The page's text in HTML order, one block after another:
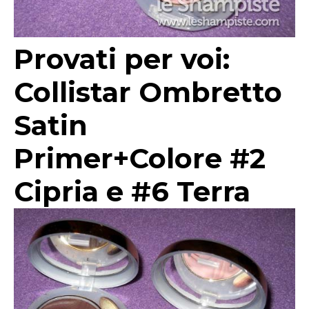
Provati per voi:
Collistar Ombretto
Satin
Primer+Colore #2
Cipria e #6 Terra